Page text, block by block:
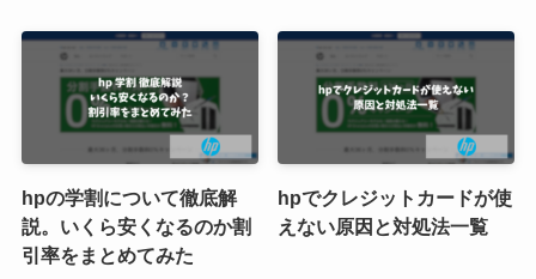
hpの学割について徹底解
説。いくら安くなるのか割
引率をまとめてみた
hpでクレジットカードが使
えない原因と対処法一覧